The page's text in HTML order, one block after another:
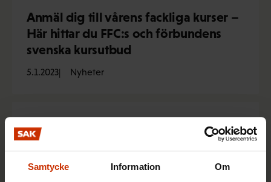
Samtycke Information Om
Anmäl dig till vårens fackliga kurser –
Här hittar du FFC:s och förbundens
svenska kursutbud
5.1.2023 Nyheter
Genom det nya svenskspråkiga spelet
Arbetslivets spelregler får eleverna i
skyldigheter i arbetslivet